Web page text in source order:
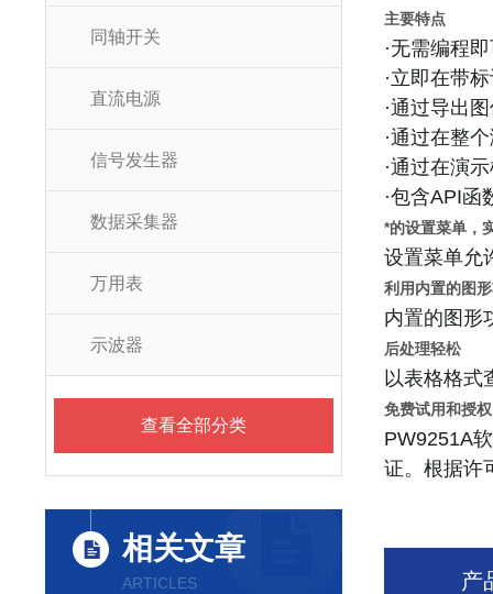
同轴开关
直流电源
信号发生器
数据采集器
万用表
示波器
查看全部分类
相关文章
ARTICLES
主要特点
·无需编程
·立即在带
·通过导出
·通过在整
·通过在演
·包含API函
*的设置菜单，
设置菜单允
利用内置的图
内置的图形
后处理轻松
以表格格式
免费试用和授权
PW9251A
证。根据许
产